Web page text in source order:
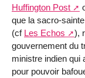
Huffington Post
que la sacro-
(cf Les Echos
),
gouvernement du
ministre indien qui
pour pouvoir